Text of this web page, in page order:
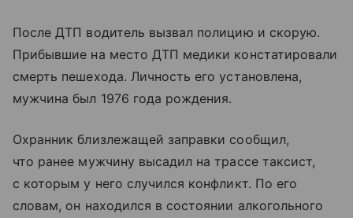
После ДТП водитель вызвал полицию и скорую.
Прибывшие на место ДТП медики констатировали
смерть пешехода. Личность его установлена,
мужчина был 1976 года рождения.
Охранник близлежащей заправки сообщил,
что ранее мужчину высадил на трассе таксист,
с которым у него случился конфликт. По его
словам, он находился в состоянии алкогольного